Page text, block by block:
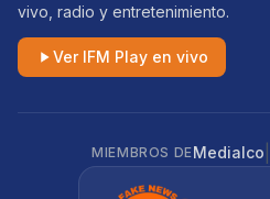
vivo, radio y entretenimiento.
Ver IFM Play en vivo
MIEMBROS DEMedialco